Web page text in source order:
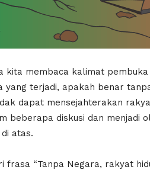
kita membaca kalimat
yang terjadi, apakah benar
dapat mensejahterakan
beberapa diskusi dan menjadi
atas.
frasa “Tanpa Negara, rakyat